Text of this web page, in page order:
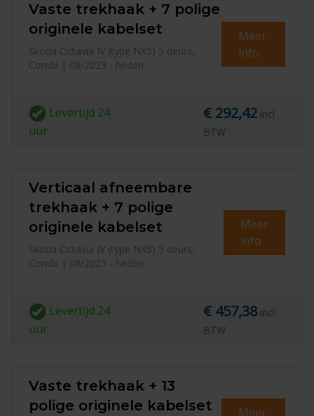
Vaste trekhaak + 7 polige
originele kabelset
Skoda Octavia IV (type NX5) 5 deurs,
Combi | 08/2023 - heden
Meer
info
Levertijd 24
uur
€ 292,42 incl.
BTW
Verticaal afneembare
trekhaak + 7 polige
originele kabelset
Skoda Octavia IV (type NX5) 5 deurs,
Combi | 08/2023 - heden
Meer
info
Levertijd 24
uur
€ 457,38 incl.
BTW
Vaste trekhaak + 13
polige originele kabelset
Meer